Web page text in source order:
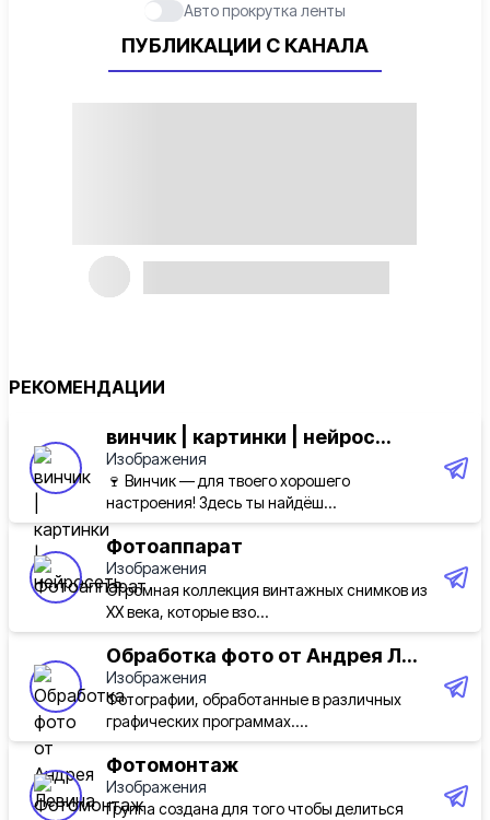
Авто прокрутка ленты
ПУБЛИКАЦИИ С КАНАЛА
РЕКОМЕНДАЦИИ
винчик | картинки | нейрос...
Изображения
🍷 Винчик — для твоего хорошего
настроения! Здесь ты найдёш...
Фотоаппарат
Изображения
Огромная коллекция винтажных снимков из
ХХ века, которые взо...
Обработка фото от Андрея Л...
Изображения
Фотографии, обработанные в различных
графических программах....
Фотомонтаж
Изображения
Группа создана для того чтобы делиться